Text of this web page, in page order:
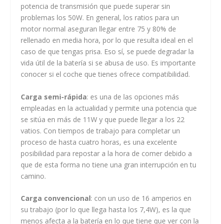
potencia de transmisión que puede superar sin
problemas los 50W. En general, los ratios para un
motor normal aseguran llegar entre 75 y 80% de
rellenado en media hora, por lo que resulta ideal en el
caso de que tengas prisa. Eso sí, se puede degradar la
vida útil de la batería si se abusa de uso. Es importante
conocer si el coche que tienes ofrece compatibilidad.
Carga semi-rápida: es una de las opciones más
empleadas en la actualidad y permite una potencia que
se sitúa en más de 11W y que puede llegar a los 22
vatios. Con tiempos de trabajo para completar un
proceso de hasta cuatro horas, es una excelente
posibilidad para repostar a la hora de comer debido a
que de esta forma no tiene una gran interrupción en tu
camino.
Carga convencional: con un uso de 16 amperios en
su trabajo (por lo que llega hasta los 7,4W), es la que
menos afecta a la batería en lo que tiene que ver con la